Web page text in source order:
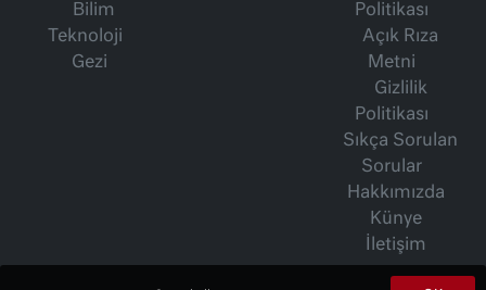
Bilim
Teknoloji
Gezi
Politikası
Açık Rıza
Metni
Gizlilik
Politikası
Sıkça Sorulan
Sorular
Hakkımızda
Künye
İletişim